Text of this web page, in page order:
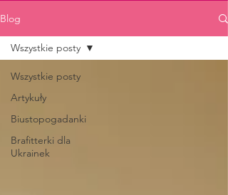
Blog
Wszystkie posty
Artykuły
Biustopogadanki
Brafitterki dla
Ukrainek
Wszystkie posty